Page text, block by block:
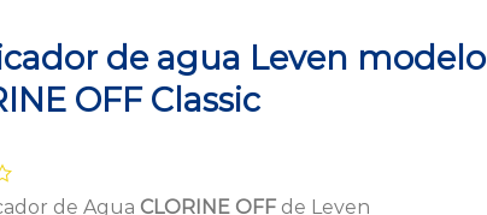
de agua Leven modelo
OFF Classic
de Agua CLORINE OFF de Leven